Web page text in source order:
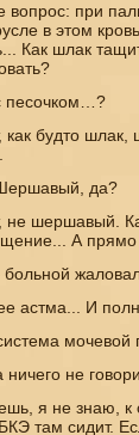
при
в этом
Как шлак
песочком…?
будто шлак,
да?
шершавый.
А прямо
астма... И
мочевой
не
я не знаю, к
там сидит.